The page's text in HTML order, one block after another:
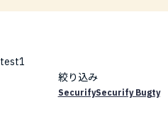
test1
絞り込み
SecurifySecurify Bugty